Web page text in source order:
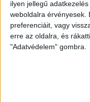
ilyen jellegű
weboldalra érvényesek.
preferenciáit, vagy
erre az oldalra, és
"Adatvédelem" gombra.
arculattal, lelkes
tevékenységét. Az új
csapat által viselt
Herczeg Zoltán